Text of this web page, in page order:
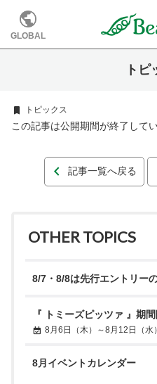
GLOBAL
トピ
トピックス
この記事は公開期間が終了してい
記事一覧へ戻る
OTHER TOPICS
8/7・8/8は先行エントリー
『 トミーズピッツァ 』期
8月6日（木）～8月12日（水）
8月イベントカレンダー